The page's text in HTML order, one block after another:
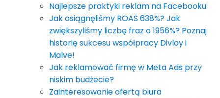
Najlepsze praktyki reklam na Facebooku
Jak osiągnęliśmy ROAS 638%? Jak
zwiększyliśmy liczbę fraz o 1956%? Poznaj
historię sukcesu współpracy Divloy i
Malve!
Jak reklamować firmę w Meta Ads przy
niskim budżecie?
Zainteresowanie ofertą biura